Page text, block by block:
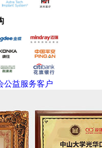
公益服务客户